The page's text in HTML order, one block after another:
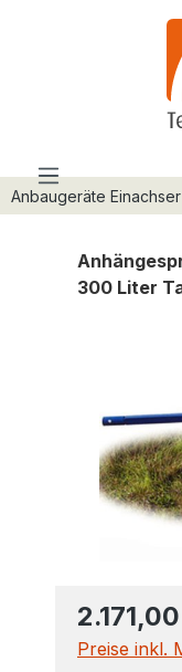
Anbaugeräte Einachser
300 Liter
Preise inkl.